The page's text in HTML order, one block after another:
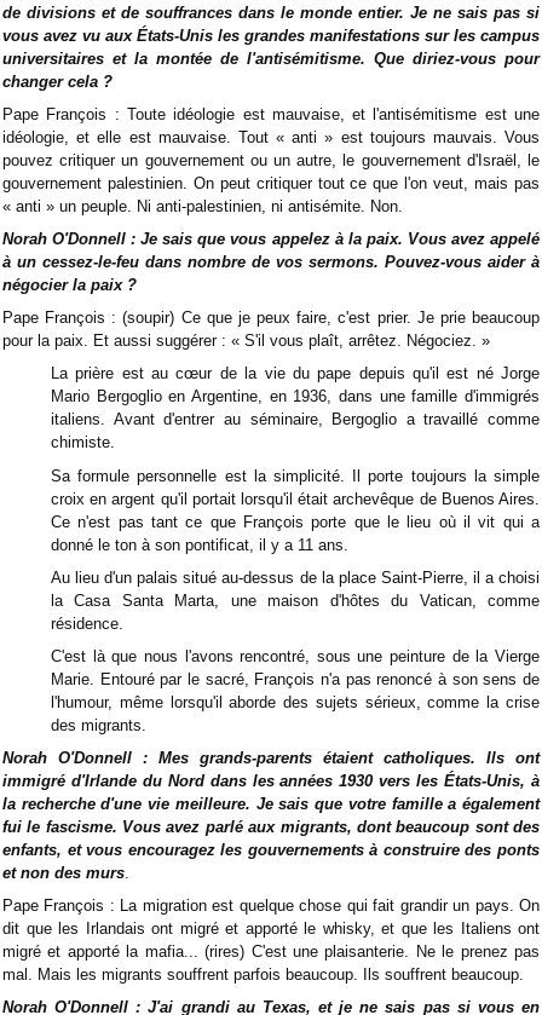
de divisions et de souffrances dans le monde entier. Je ne sais pas si
vous avez vu aux États-Unis les grandes manifestations sur les campus
universitaires et la montée de l'antisémitisme. Que diriez-vous pour
changer cela ?
Pape François : Toute idéologie est mauvaise, et l'antisémitisme est une
idéologie, et elle est mauvaise. Tout « anti » est toujours mauvais. Vous
pouvez critiquer un gouvernement ou un autre, le gouvernement d'Israël, le
gouvernement palestinien. On peut critiquer tout ce que l'on veut, mais pas
« anti » un peuple. Ni anti-palestinien, ni antisémite. Non.
Norah O'Donnell : Je sais que vous appelez à la paix. Vous avez appelé
à un cessez-le-feu dans nombre de vos sermons. Pouvez-vous aider à
négocier la paix ?
Pape François : (soupir) Ce que je peux faire, c'est prier. Je prie beaucoup
pour la paix. Et aussi suggérer : « S'il vous plaît, arrêtez. Négociez. »
La prière est au cœur de la vie du pape depuis qu'il est né Jorge
Mario Bergoglio en Argentine, en 1936, dans une famille d'immigrés
italiens. Avant d'entrer au séminaire, Bergoglio a travaillé comme
chimiste.
Sa formule personnelle est la simplicité. Il porte toujours la simple
croix en argent qu'il portait lorsqu'il était archevêque de Buenos Aires.
Ce n'est pas tant ce que François porte que le lieu où il vit qui a
donné le ton à son pontificat, il y a 11 ans.
Au lieu d'un palais situé au-dessus de la place Saint-Pierre, il a choisi
la Casa Santa Marta, une maison d'hôtes du Vatican, comme
résidence.
C'est là que nous l'avons rencontré, sous une peinture de la Vierge
Marie. Entouré par le sacré, François n'a pas renoncé à son sens de
l'humour, même lorsqu'il aborde des sujets sérieux, comme la crise
des migrants.
Norah O'Donnell : Mes grands-parents étaient catholiques. Ils ont
immigré d'Irlande du Nord dans les années 1930 vers les États-Unis, à
la recherche d'une vie meilleure. Je sais que votre famille a également
fui le fascisme. Vous avez parlé aux migrants, dont beaucoup sont des
enfants, et vous encouragez les gouvernements à construire des ponts
et non des murs
Pape François : La migration est quelque chose qui fait grandir un pays. On
dit que les Irlandais ont migré et apporté le whisky, et que les Italiens ont
migré et apporté la mafia... (rires) C'est une plaisanterie. Ne le prenez pas
mal. Mais les migrants souffrent parfois beaucoup. Ils souffrent beaucoup.
Norah O'Donnell : J'ai grandi au Texas, et je ne sais pas si vous en